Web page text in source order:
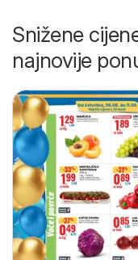
Snižene
najnovije